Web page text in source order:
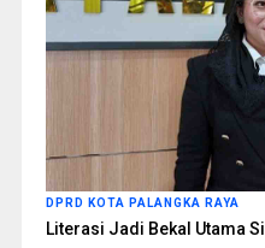
DPRD KOTA PALANGKA RAYA
Literasi Jadi Bekal Utama